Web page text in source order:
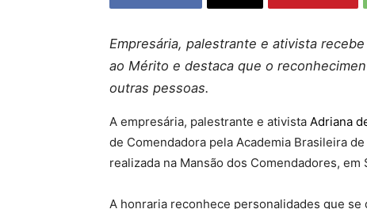
Empresária, palestrante e ativista
ao Mérito e destaca que o
outras pessoas.
A empresária, palestrante e ativista Adriana
de Comendadora pela Academia Brasileira
realizada na Mansão dos Comendadores, em
A honraria reconhece personalidades que